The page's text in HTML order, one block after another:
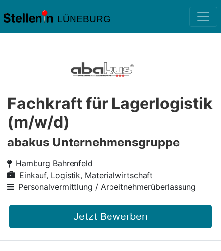
LÜNEBURG
Fachkraft für Lagerlogistik
(m/w/d)
abakus Unternehmensgruppe
Hamburg Bahrenfeld
Einkauf, Logistik, Materialwirtschaft
Personalvermittlung / Arbeitnehmerüberlassung
Jetzt Bewerben